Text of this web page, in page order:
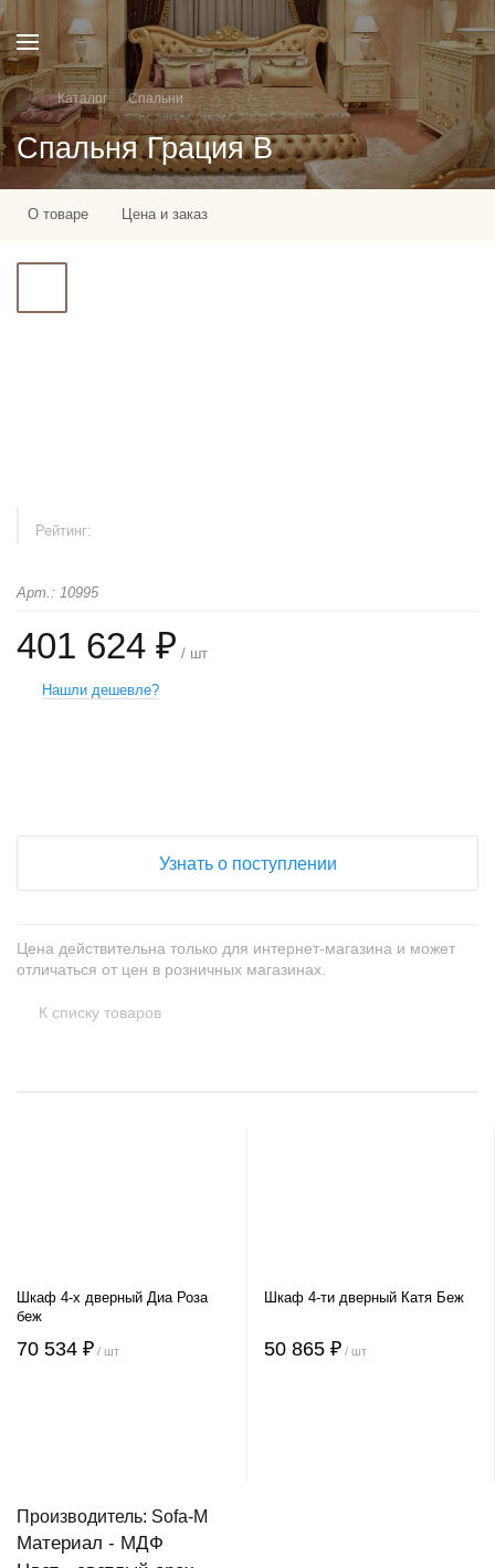
Каталог Спальни
Спальня Грация B
О товаре Цена и заказ
Рейтинг:
Арт.: 10995
401 624 ₽ / шт
Нашли дешевле?
Узнать о поступлении
Цена действительна только для интернет-магазина и может
отличаться от цен в розничных магазинах.
К списку товаров
Шкаф 4-х дверный Диа Роза
беж
70 534 ₽ / шт
Шкаф 4-ти дверный Катя Беж
50 865 ₽ / шт
Производитель: Sofa-M
Материал - МДФ